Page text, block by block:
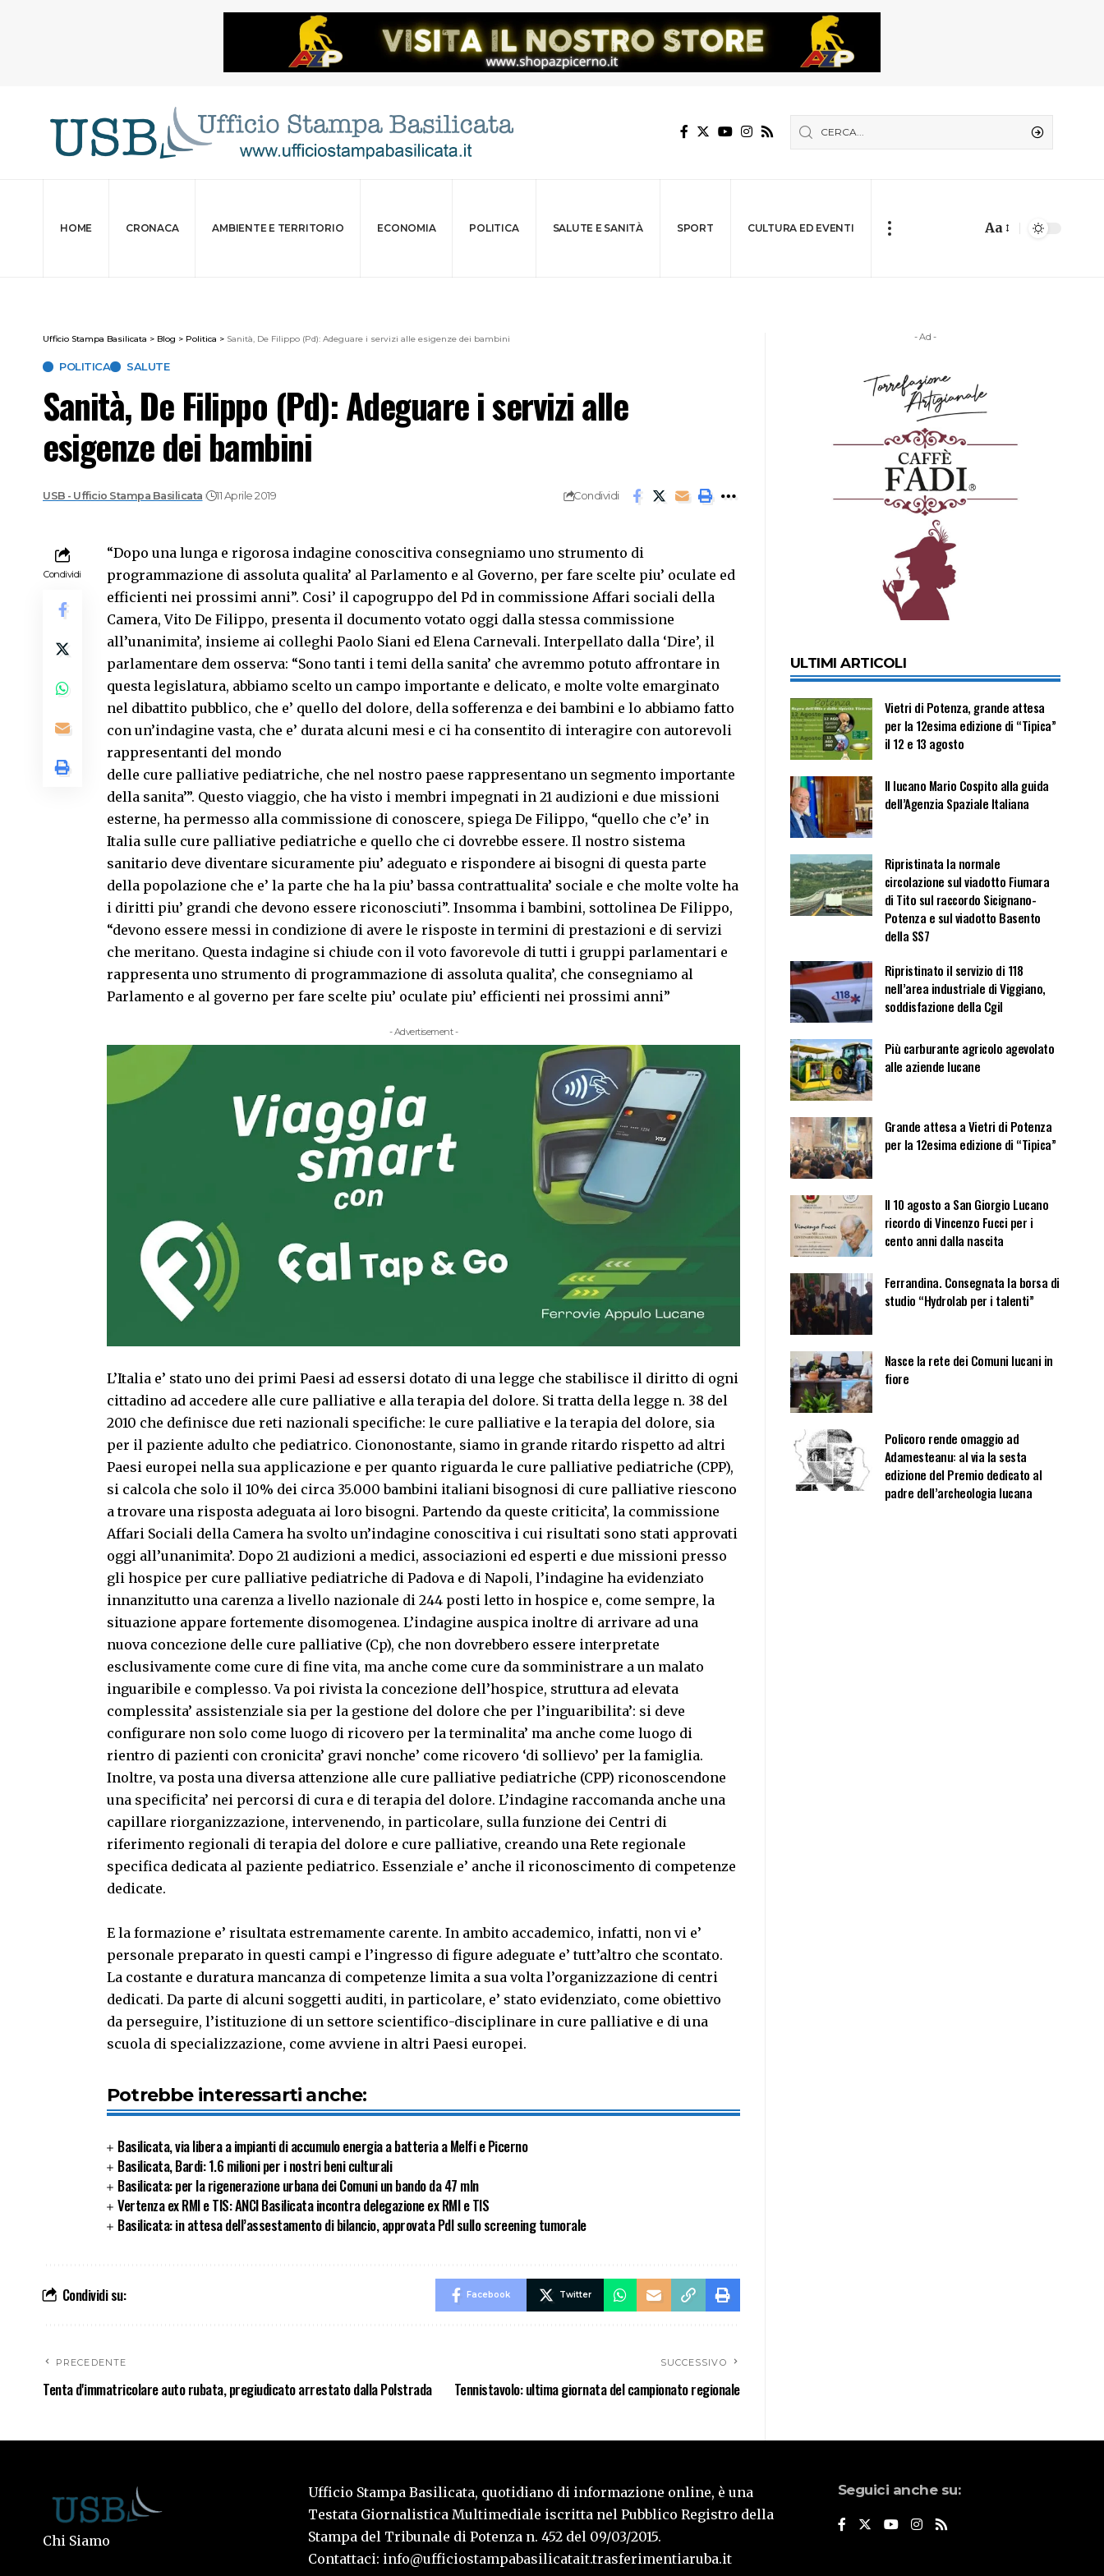
HOME CRONACA AMBIENTE E TERRITORIO ECONOMIA POLITICA SALUTE E SANITÀ SPORT CULTURA ED EVENTI Aa
Ufficio Stampa Basilicata > Blog > Politica > Sanità, De Filippo (Pd): Adeguare i servizi alle esigenze dei bambini
POLITICA SALUTE
Sanità, De Filippo (Pd): Adeguare i servizi alle
esigenze dei bambini
USB - Ufficio Stampa Basilicata 11 Aprile 2019 Condividi
Condividi
“Dopo una lunga e rigorosa indagine conoscitiva consegniamo uno strumento di
programmazione di assoluta qualita’ al Parlamento e al Governo, per fare scelte piu’ oculate ed
efficienti nei prossimi anni”. Cosi’ il capogruppo del Pd in commissione Affari sociali della
Camera, Vito De Filippo, presenta il documento votato oggi dalla stessa commissione
all’unanimita’, insieme ai colleghi Paolo Siani ed Elena Carnevali. Interpellato dalla ‘Dire’, il
parlamentare dem osserva: “Sono tanti i temi della sanita’ che avremmo potuto affrontare in
questa legislatura, abbiamo scelto un campo importante e delicato, e molte volte emarginato
nel dibattito pubblico, che e’ quello del dolore, della sofferenza e dei bambini e lo abbiamo fatto
con un’indagine vasta, che e’ durata alcuni mesi e ci ha consentito di interagire con autorevoli
rappresentanti del mondo
delle cure palliative pediatriche, che nel nostro paese rappresentano un segmento importante
della sanita’”. Questo viaggio, che ha visto i membri impegnati in 21 audizioni e due missioni
esterne, ha permesso alla commissione di conoscere, spiega De Filippo, “quello che c’e’ in
Italia sulle cure palliative pediatriche e quello che ci dovrebbe essere. Il nostro sistema
sanitario deve diventare sicuramente piu’ adeguato e rispondere ai bisogni di questa parte
della popolazione che e’ la parte che ha la piu’ bassa contrattualita’ sociale e che molte volte ha
i diritti piu’ grandi che devono essere riconosciuti”. Insomma i bambini, sottolinea De Filippo,
“devono essere messi in condizione di avere le risposte in termini di prestazioni e di servizi
che meritano. Questa indagine si chiude con il voto favorevole di tutti i gruppi parlamentari e
rappresenta uno strumento di programmazione di assoluta qualita’, che consegniamo al
Parlamento e al governo per fare scelte piu’ oculate piu’ efficienti nei prossimi anni”
- Advertisement -
L’Italia e’ stato uno dei primi Paesi ad essersi dotato di una legge che stabilisce il diritto di ogni
cittadino ad accedere alle cure palliative e alla terapia del dolore. Si tratta della legge n. 38 del
2010 che definisce due reti nazionali specifiche: le cure palliative e la terapia del dolore, sia
per il paziente adulto che pediatrico. Ciononostante, siamo in grande ritardo rispetto ad altri
Paesi europei nella sua applicazione e per quanto riguarda le cure palliative pediatriche (CPP),
si calcola che solo il 10% dei circa 35.000 bambini italiani bisognosi di cure palliative riescono
a trovare una risposta adeguata ai loro bisogni. Partendo da queste criticita’, la commissione
Affari Sociali della Camera ha svolto un’indagine conoscitiva i cui risultati sono stati approvati
oggi all’unanimita’. Dopo 21 audizioni a medici, associazioni ed esperti e due missioni presso
gli hospice per cure palliative pediatriche di Padova e di Napoli, l’indagine ha evidenziato
innanzitutto una carenza a livello nazionale di 244 posti letto in hospice e, come sempre, la
situazione appare fortemente disomogenea. L’indagine auspica inoltre di arrivare ad una
nuova concezione delle cure palliative (Cp), che non dovrebbero essere interpretate
esclusivamente come cure di fine vita, ma anche come cure da somministrare a un malato
inguaribile e complesso. Va poi rivista la concezione dell’hospice, struttura ad elevata
complessita’ assistenziale sia per la gestione del dolore che per l’inguaribilita’: si deve
configurare non solo come luogo di ricovero per la terminalita’ ma anche come luogo di
rientro di pazienti con cronicita’ gravi nonche’ come ricovero ‘di sollievo’ per la famiglia.
Inoltre, va posta una diversa attenzione alle cure palliative pediatriche (CPP) riconoscendone
una specificita’ nei percorsi di cura e di terapia del dolore. L’indagine raccomanda anche una
capillare riorganizzazione, intervenendo, in particolare, sulla funzione dei Centri di
riferimento regionali di terapia del dolore e cure palliative, creando una Rete regionale
specifica dedicata al paziente pediatrico. Essenziale e’ anche il riconoscimento di competenze
dedicate.
E la formazione e’ risultata estremamente carente. In ambito accademico, infatti, non vi e’
personale preparato in questi campi e l’ingresso di figure adeguate e’ tutt’altro che scontato.
La costante e duratura mancanza di competenze limita a sua volta l’organizzazione di centri
dedicati. Da parte di alcuni soggetti auditi, in particolare, e’ stato evidenziato, come obiettivo
da perseguire, l’istituzione di un settore scientifico-disciplinare in cure palliative e di una
scuola di specializzazione, come avviene in altri Paesi europei.
Potrebbe interessarti anche:
Basilicata, via libera a impianti di accumulo energia a batteria a Melfi e Picerno
Basilicata, Bardi: 1.6 milioni per i nostri beni culturali
Basilicata: per la rigenerazione urbana dei Comuni un bando da 47 mln
Vertenza ex RMI e TIS: ANCI Basilicata incontra delegazione ex RMI e TIS
Basilicata: in attesa dell’assestamento di bilancio, approvata Pdl sullo screening tumorale
Condividi su: Facebook Twitter
PRECEDENTE
Tenta d'immatricolare auto rubata, pregiudicato arrestato dalla Polstrada
SUCCESSIVO
Tennistavolo: ultima giornata del campionato regionale
- Ad -
ULTIMI ARTICOLI
Vietri di Potenza, grande attesa
per la 12esima edizione di “Tipica”
il 12 e 13 agosto
Il lucano Mario Cospito alla guida
dell’Agenzia Spaziale Italiana
Ripristinata la normale
circolazione sul viadotto Fiumara
di Tito sul raccordo Sicignano-
Potenza e sul viadotto Basento
della SS7
Ripristinato il servizio di 118
nell’area industriale di Viggiano,
soddisfazione della Cgil
Più carburante agricolo agevolato
alle aziende lucane
Grande attesa a Vietri di Potenza
per la 12esima edizione di “Tipica”
Il 10 agosto a San Giorgio Lucano
ricordo di Vincenzo Fucci per i
cento anni dalla nascita
Ferrandina. Consegnata la borsa di
studio “Hydrolab per i talenti”
Nasce la rete dei Comuni lucani in
fiore
Policoro rende omaggio ad
Adamesteanu: al via la sesta
edizione del Premio dedicato al
padre dell’archeologia lucana
Chi Siamo
Ufficio Stampa Basilicata, quotidiano di informazione online, è una
Testata Giornalistica Multimediale iscritta nel Pubblico Registro della
Stampa del Tribunale di Potenza n. 452 del 09/03/2015.
Contattaci: info@ufficiostampabasilicatait.trasferimentiaruba.it
Seguici anche su: